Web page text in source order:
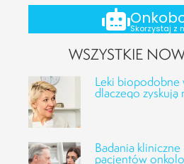
Skorzystaj z
WSZYSTKIE
Leki
dlaczego zyskują
Badania kliniczne
pacjentów